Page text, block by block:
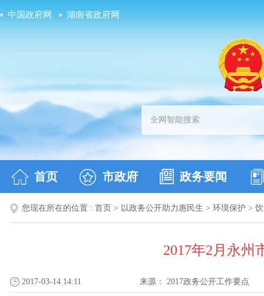
中国政府网 湖南省政府网
首页 市政府 政务要闻
您现在所在的位置 : 首页 > 以政务公开助力惠民生 > 环境保护 >
2017年2月永州
2017-03-14 14:11 来源： 2017政务公开工作要点